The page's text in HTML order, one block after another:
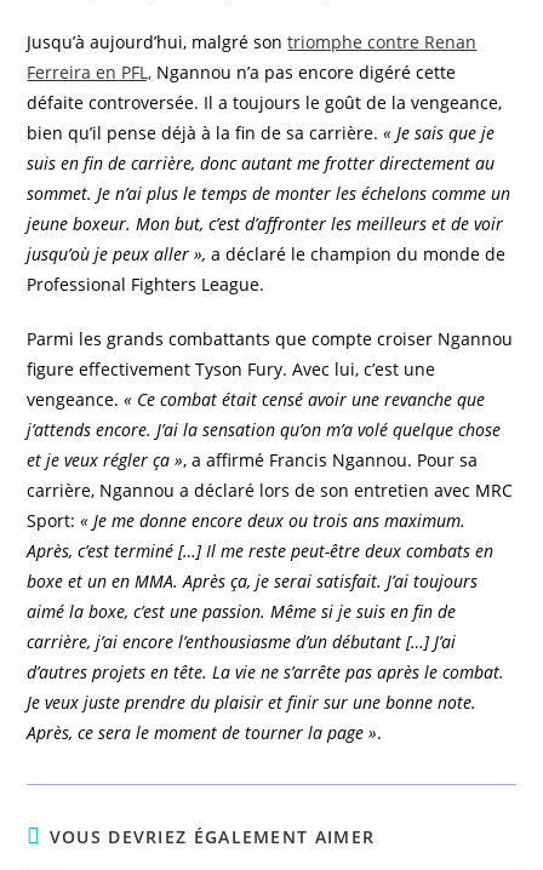
Jusqu’à aujourd’hui, malgré sontriomphe contre Renan
Ferreira en PFL, Ngannou n’a pas encore digéré cette
défaite controversée. Il a toujours le goût de la vengeance,
bien qu’il pense déjà à la fin de sa carrière.« Je sais que je
suis en fin de carrière, donc autant me frotter directement au
sommet. Je n’ai plus le temps de monter les échelons comme un
jeune boxeur. Mon but, c’est d’affronter les meilleurs et de voir
jusqu’où je peux aller », a déclaré le champion du monde de
Professional Fighters League.
Parmi les grands combattants que compte croiser Ngannou
figure effectivement Tyson Fury. Avec lui, c’est une
vengeance.« Ce combat était censé avoir une revanche que
j’attends encore. J’ai la sensation qu’on m’a volé quelque chose
et je veux régler ça », a affirmé Francis Ngannou. Pour sa
carrière, Ngannou a déclaré lors de son entretien avec MRC
Sport: « Je me donne encore deux ou trois ans maximum.
Après, c’est terminé […] Il me reste peut-être deux combats en
boxe et un en MMA. Après ça, je serai satisfait. J’ai toujours
aimé la boxe, c’est une passion. Même si je suis en fin de
carrière, j’ai encore l’enthousiasme d’un débutant […] J’ai
d’autres projets en tête. La vie ne s’arrête pas après le combat.
Je veux juste prendre du plaisir et finir sur une bonne note.
Après, ce sera le moment de tourner la page ».
VOUS DEVRIEZ ÉGALEMENT AIMER